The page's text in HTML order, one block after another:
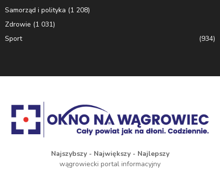
Samorząd i polityka (1 208)
Zdrowie (1 031)
Sport
(934)
Najszybszy - Największy - Najlepszy
wągrowiecki portal informacyjny